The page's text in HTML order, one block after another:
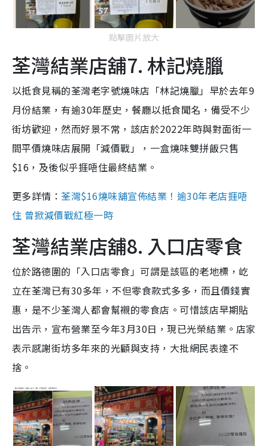
點擊圖片放大
荃灣結業店舖7. 林記燒臘
以抵食見稱的荃灣老字號燒味店「林記燒臘」早於去年9
月份結業，有逾30年歷史，餐廳以抵食聞名，備受不少
街坊歡迎，然而好景不常，該店於2022年時與對面街一
間平價燒味店展開「減價戰」，一盒燒味雙拼飯只售
$16，及後似乎捱唔住最終結業。
更多詳情： 荃灣$16燒味舖宣佈結業！逾30年老店捱唔
住 曾掀減價戰紅極一時
荃灣結業店舖8. 入口店零食
位於路德圍的「入口店零食」可謂是該區的老地標，屹
立在荃灣已有30多年，不但零食款式多多，而且價錢實
惠，是不少荃灣人都會幫襯的零食店。可惜該店早期貼
出告示，宣布營業至今年3月30日，現已光榮結業。店家
表示感謝街坊多年來的光顧與支持，大批網民表達不
捨。